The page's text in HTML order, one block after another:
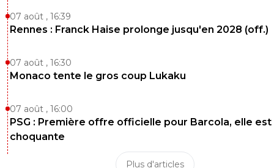
07 août , 16:39
Rennes : Franck Haise prolonge jusqu'en 2028 (off.)
07 août , 16:30
Monaco tente le gros coup Lukaku
07 août , 16:00
PSG : Première offre officielle pour Barcola, elle est
choquante
Plus d'articles